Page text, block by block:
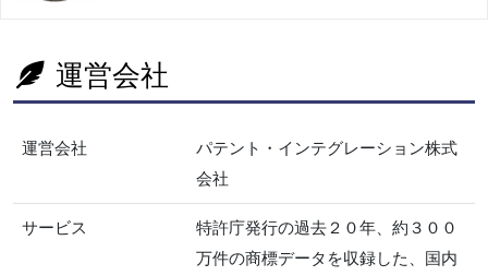
運営会社
運営会社
パテント・インテグレーション株式
会社
サービス
特許庁発行の過去２０年、約３００
万件の商標データを収録した、国内